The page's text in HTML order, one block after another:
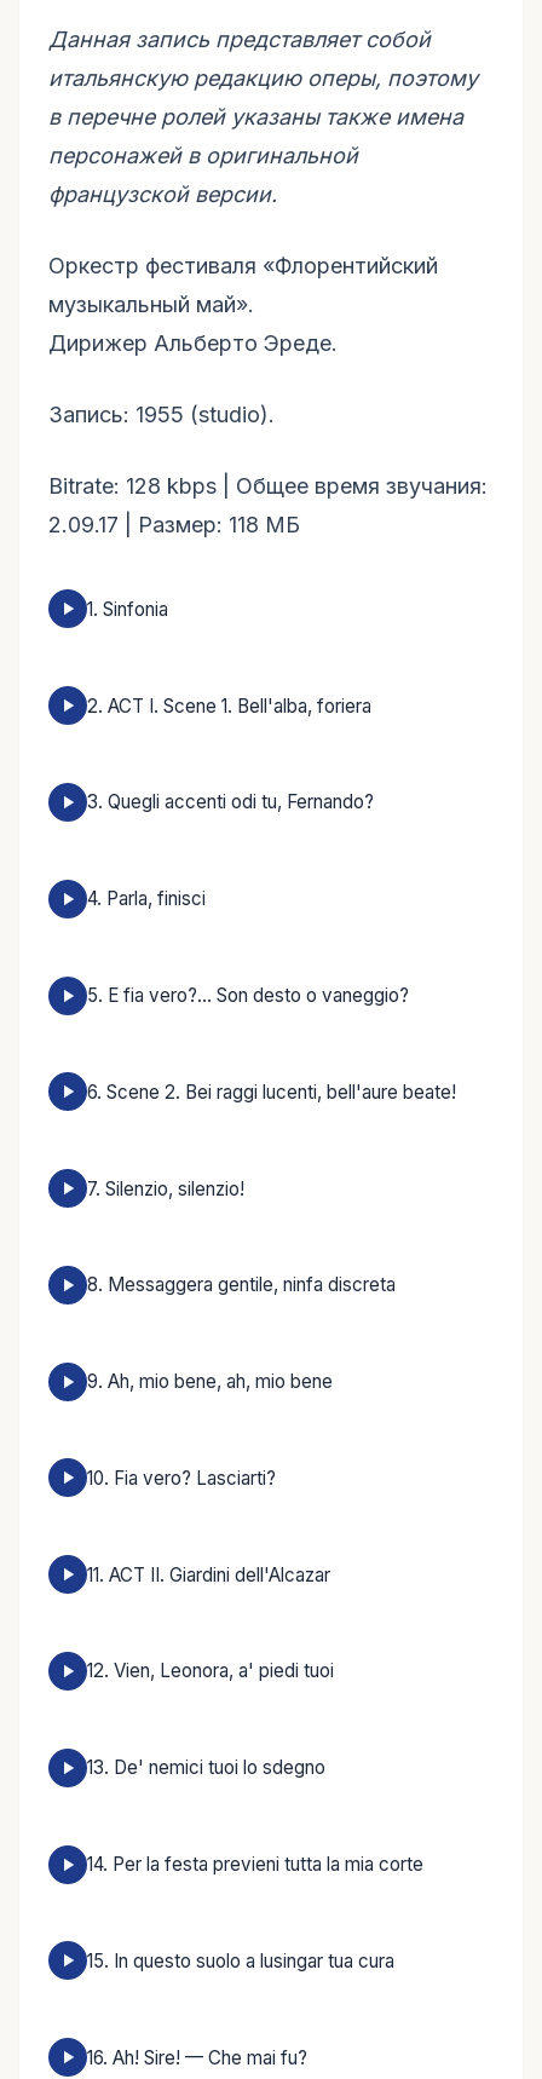
Данная запись представляет собой
итальянскую редакцию оперы, поэтому
в перечне ролей указаны также имена
персонажей в оригинальной
французской версии.
Оркестр фестиваля «Флорентийский
музыкальный май».
Дирижер Альберто Эреде.
Запись: 1955 (studio).
Bitrate: 128 kbps | Общее время звучания:
2.09.17 | Размер: 118 МБ
1. Sinfonia
2. ACT I. Scene 1. Bell'alba, foriera
3. Quegli accenti odi tu, Fernando?
4. Parla, finisci
5. E fia vero?... Son desto o vaneggio?
6. Scene 2. Bei raggi lucenti, bell'aure beate!
7. Silenzio, silenzio!
8. Messaggera gentile, ninfa discreta
9. Ah, mio bene, ah, mio bene
10. Fia vero? Lasciarti?
11. ACT II. Giardini dell'Alcazar
12. Vien, Leonora, a' piedi tuoi
13. De' nemici tuoi lo sdegno
14. Per la festa previeni tutta la mia corte
15. In questo suolo a lusingar tua cura
16. Ah! Sire! — Che mai fu?